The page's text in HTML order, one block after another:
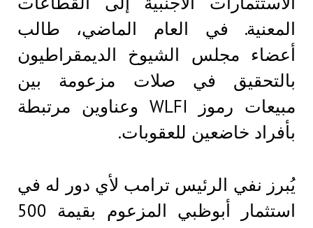
المعنية. في العام الماضي، طالب
أعضاء مجلس الشيوخ الديمقراطيون
بالتحقيق في صلات مزعومة بين
مبيعات رموز WLFI وعناوين مرتبطة
بأفراد خاضعين للعقوبات.
يُبرز نفي الرئيس ترامب لأي دور له في
استثمار أبوظبي المزعوم بقيمة 500